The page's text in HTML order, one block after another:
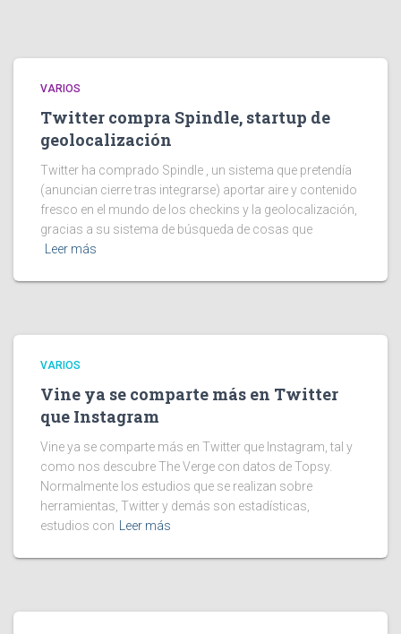
VARIOS
Twitter compra Spindle, startup de
geolocalización
Twitter ha comprado Spindle , un sistema que pretendía
(anuncian cierre tras integrarse) aportar aire y contenido
fresco en el mundo de los checkins y la geolocalización,
gracias a su sistema de búsqueda de cosas que
Leer más
VARIOS
Vine ya se comparte más en Twitter
que Instagram
Vine ya se comparte más en Twitter que Instagram, tal y
como nos descubre The Verge con datos de Topsy.
Normalmente los estudios que se realizan sobre
herramientas, Twitter y demás son estadísticas,
estudios con
Leer más